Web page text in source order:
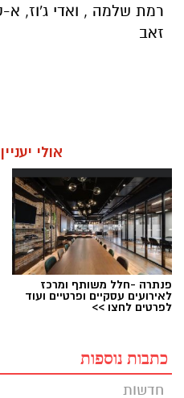
רמת שלמה , ואדי ג'וז,
זאב
אולי
פנתרה -חלל משותף ומרכז
לאירועים עסקיים ופרטיים ועוד
לפרטים לחצו >>
כתבות נוספות
חדשות